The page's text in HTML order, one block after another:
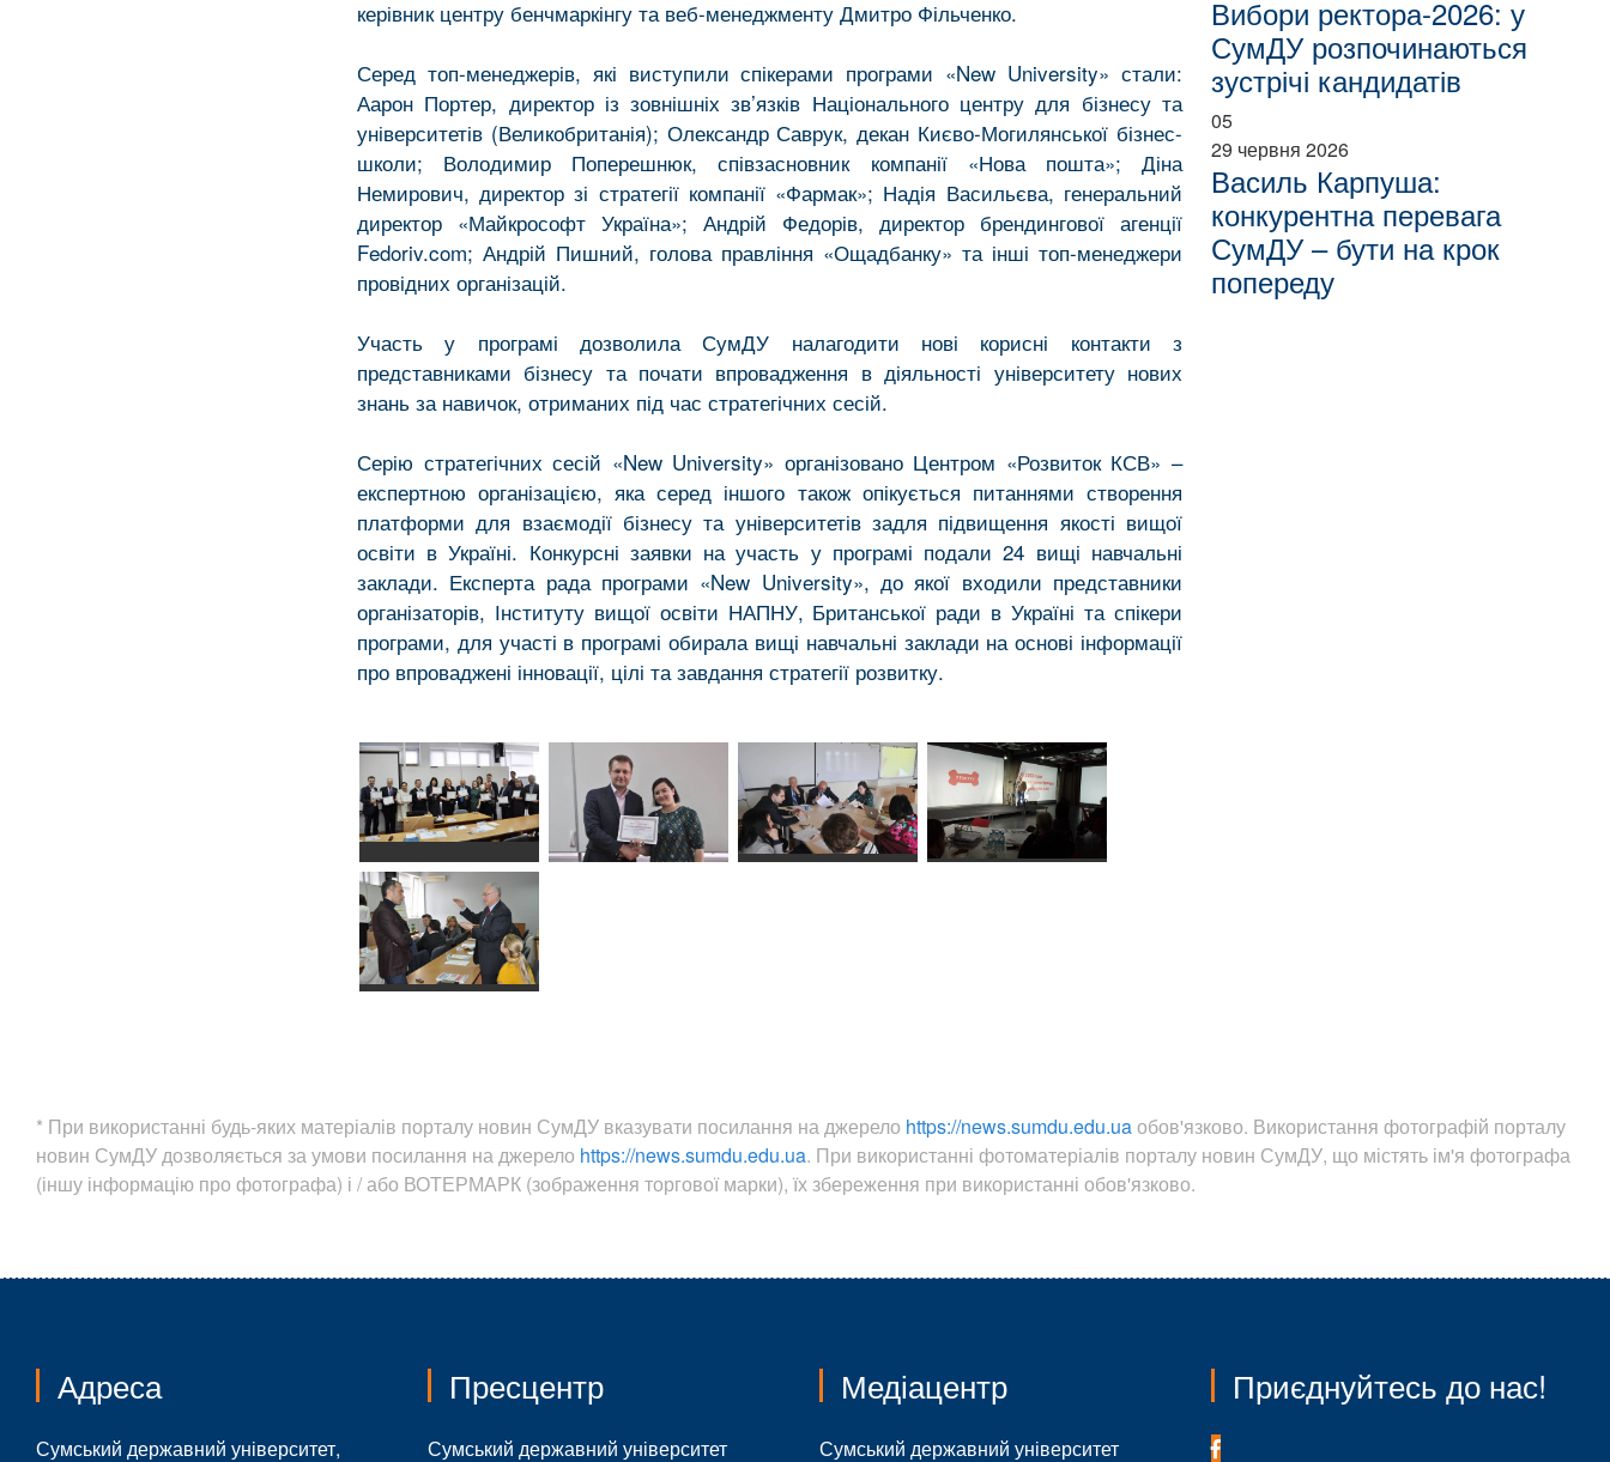
керівник центру бенчмаркінгу та веб-менеджменту Дмитро Фільченко.
Серед топ-менеджерів, які виступили спікерами програми «New University» стали:
Аарон Портер, директор із зовнішніх зв’язків Національного центру для бізнесу та
університетів (Великобританія); Олександр Саврук, декан Києво-Могилянської бізнес-
школи; Володимир Поперешнюк, співзасновник компанії «Нова пошта»; Діна
Немирович, директор зі стратегії компанії «Фармак»; Надія Васильєва, генеральний
директор «Майкрософт Україна»; Андрій Федорів, директор брендингової агенції
Fedoriv.com; Андрій Пишний, голова правління «Ощадбанку» та інші топ-менеджери
провідних організацій.
Участь у програмі дозволила СумДУ налагодити нові корисні контакти з
представниками бізнесу та почати впровадження в діяльності університету нових
знань за навичок, отриманих під час стратегічних сесій.
Серію стратегічних сесій «New University» організовано Центром «Розвиток КСВ» –
експертною організацією, яка серед іншого також опікується питаннями створення
платформи для взаємодії бізнесу та університетів задля підвищення якості вищої
освіти в Україні. Конкурсні заявки на участь у програмі подали 24 вищі навчальні
заклади. Експерта рада програми «New University», до якої входили представники
організаторів, Інституту вищої освіти НАПНУ, Британської ради в Україні та спікери
програми, для участі в програмі обирала вищі навчальні заклади на основі інформації
про впроваджені інновації, цілі та завдання стратегії розвитку.
Вибори ректора-2026: у
СумДУ розпочинаються
зустрічі кандидатів
05
29 червня 2026
Василь Карпуша:
конкурентна перевага
СумДУ – бути на крок
попереду
* При використанні будь-яких матеріалів порталу новин СумДУ вказувати посилання на джерело https://news.sumdu.edu.uaобов'язково. Використання фотографій порталу
новин СумДУ дозволяється за умови посилання на джерело https://news.sumdu.edu.ua. При використанні фотоматеріалів порталу новин СумДУ, що містять ім'я фотографа
(іншу інформацію про фотографа) і / або ВОТЕРМАРК (зображення торгової марки), їх збереження при використанні обов'язково.
Адреса
Сумський державний університет,
Пресцентр
Сумський державний університет
Медіацентр
Сумський державний університет
Приєднуйтесь до нас!